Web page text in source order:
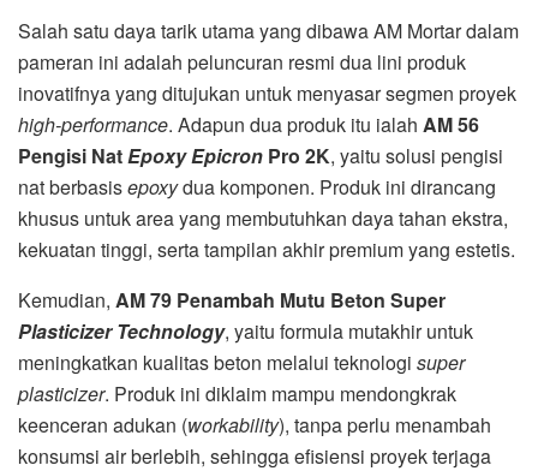
Salah satu daya tarik utama yang dibawa AM Mortar dalam
pameran ini adalah peluncuran resmi dua lini produk
inovatifnya yang ditujukan untuk menyasar segmen proyek
high-performance. Adapun dua produk itu ialah AM 56
Pengisi NatEpoxy Epicron Pro 2K, yaitu solusi pengisi
nat berbasisepoxydua komponen. Produk ini dirancang
khusus untuk area yang membutuhkan daya tahan ekstra,
kekuatan tinggi, serta tampilan akhir premium yang estetis.
Kemudian, AM 79 Penambah Mutu Beton Super
Plasticizer Technology, yaitu formula mutakhir untuk
meningkatkan kualitas beton melalui teknologi super
plasticizer. Produk ini diklaim mampu mendongkrak
keenceran adukan (workability), tanpa perlu menambah
konsumsi air berlebih, sehingga efisiensi proyek terjaga